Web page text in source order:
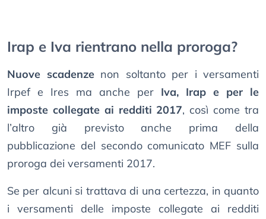
Irap e Iva rientrano nella proroga?
Nuove scadenzenon soltanto per i versamenti
Irpef e Ires ma anche per Iva, Irap e per le
imposte collegate ai redditi 2017, così come tra
l’altro già previsto anche prima della
pubblicazione del secondo comunicato MEF sulla
proroga dei versamenti 2017.
Se per alcuni si trattava di una certezza, in quanto
i versamenti delle imposte collegate ai redditi